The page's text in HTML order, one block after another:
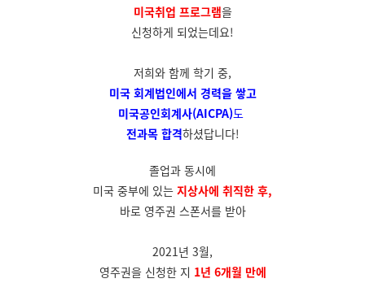
미국취업 프로그램을
신청하게 되었는데요!
저희와 함께 학기 중,
미국 회계법인에서 경력을 쌓고
미국공인회계사(AICPA)도
전과목 합격하셨답니다!
졸업과 동시에
미국 중부에 있는 지상사에 취직한 후,
바로 영주권 스폰서를 받아
2021년 3월,
영주권을 신청한 지 1년 6개월 만에